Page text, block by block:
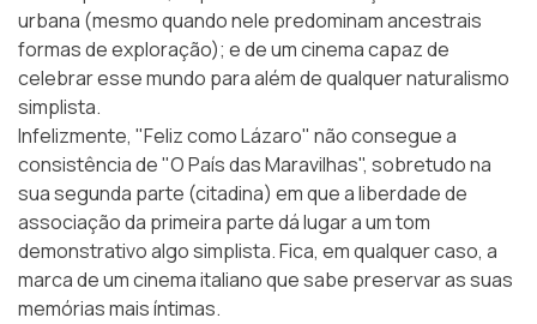
urbana (mesmo quando nele predominam ancestrais
formas de exploração); e de um cinema capaz de
celebrar esse mundo para além de qualquer naturalismo
simplista.
Infelizmente, "Feliz como Lázaro" não consegue a
consistência de "O País das Maravilhas", sobretudo na
sua segunda parte (citadina) em que a liberdade de
associação da primeira parte dá lugar a um tom
demonstrativo algo simplista. Fica, em qualquer caso, a
marca de um cinema italiano que sabe preservar as suas
memórias mais íntimas.